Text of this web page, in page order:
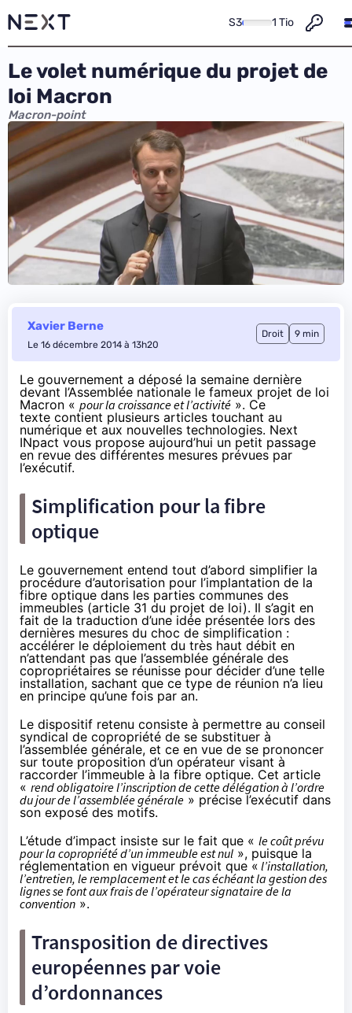
S3 1 Tio
Le volet numérique du projet de
loi Macron
Macron-point
Xavier Berne
Le 16 décembre 2014 à 13h20
Droit 9 min
Le gouvernement a déposé la semaine dernière
devant l’Assemblée nationale le fameux projet de loi
Macron « pour la croissance et l’activité ». Ce
texte contient plusieurs articles touchant au
numérique et aux nouvelles technologies. Next
INpact vous propose aujourd’hui un petit passage
en revue des différentes mesures prévues par
l’exécutif.
Simplification pourla fibre
optique
Le gouvernement entend tout d’abord simplifier la
procédure d’autorisation pour l’implantation de la
fibre optique dans les parties communes des
immeubles (article 31 du projet de loi). Il s’agit en
fait de la traduction d’une idée présentée lors des
dernières mesures du choc de simplification :
accélérer le déploiement du très haut débit en
n’attendant pas que l’assemblée générale des
copropriétaires se réunisse pour décider d’une telle
installation, sachant que ce type de réunion n’a lieu
en principe qu’une fois par an.
Le dispositif retenu consiste à permettre au conseil
syndical de copropriété de se substituer à
l’assemblée générale, et ce en vue de se prononcer
sur toute proposition d’un opérateur visant à
raccorder l’immeuble à la fibre optique. Cet article
« rend obligatoire l’inscription de cette délégation à l’ordre
du jour de l’assemblée générale » précise l’exécutif dans
son exposé des motifs.
L’étude d’impact insiste sur le fait que « le coût prévu
pour la copropriété d’un immeuble est nul », puisque la
réglementation en vigueur prévoit que « l’installation,
l’entretien, le remplacement et le cas échéant la gestion des
lignes se font aux frais de l’opérateur signataire de la
convention ».
Transposition de directives
européennes par voie
d’ordonnances